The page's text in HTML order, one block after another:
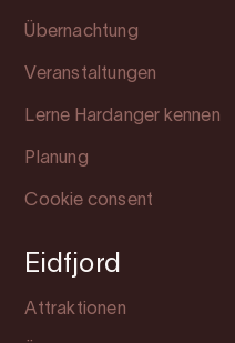
Übernachtung
Veranstaltungen
Lerne Hardanger kennen
Planung
Cookie consent
Eidfjord
Attraktionen